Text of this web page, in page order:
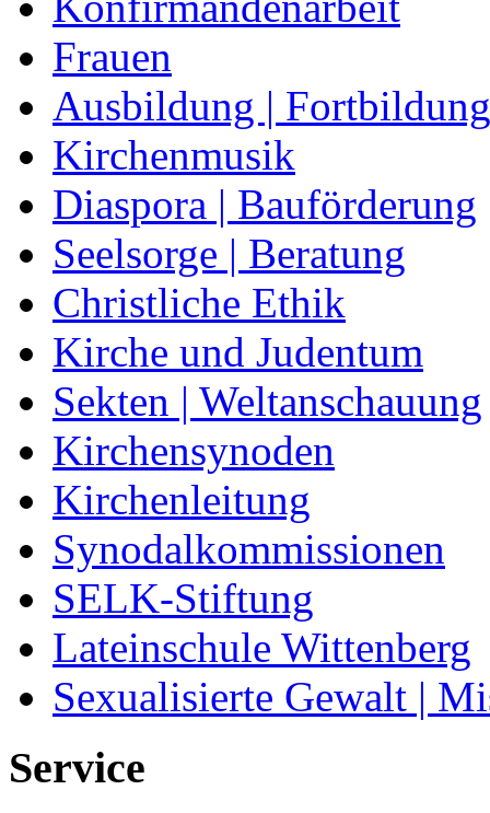
Frauen
Ausbildung | Fortbildung
Kirchenmusik
Diaspora | Bauförderung
Seelsorge | Beratung
Christliche Ethik
Kirche und Judentum
Sekten | Weltanschauung
Kirchensynoden
Kirchenleitung
Synodalkommissionen
SELK-Stiftung
Lateinschule Wittenberg
Sexualisierte Gewalt |
Service